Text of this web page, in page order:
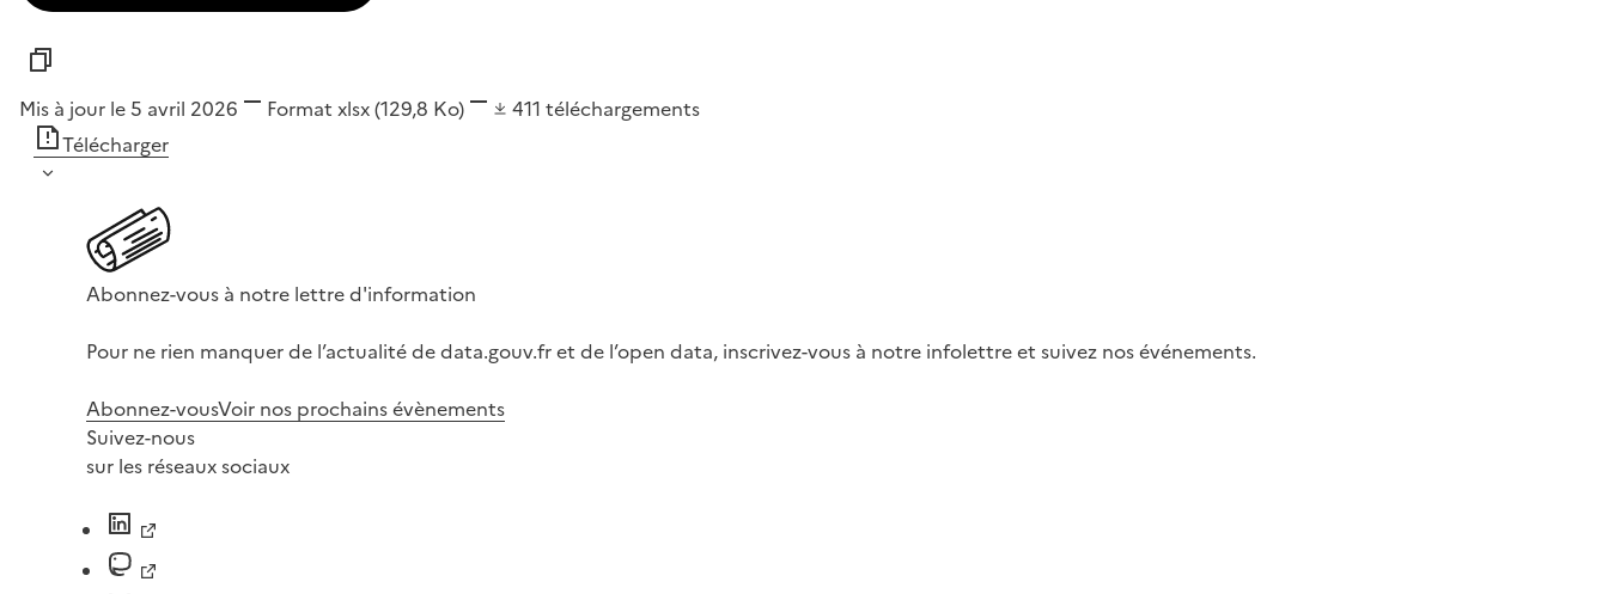
Mis à jour le 5 avril 2026 Format xlsx(129,8 Ko) 411 téléchargements
Télécharger
Abonnez-vous à notre lettre d'information
Pour ne rien manquer de l’actualité de data.gouv.fr et de l’open data, inscrivez-vous à notre infolettre et suivez nos événements.
Abonnez-vousVoir nos prochains évènements
Suivez-nous
sur les réseaux sociaux